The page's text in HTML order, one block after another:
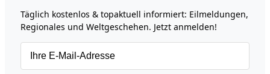
Täglich kostenlos & topaktuell informiert: Eilmeldungen,
Regionales und Weltgeschehen. Jetzt anmelden!